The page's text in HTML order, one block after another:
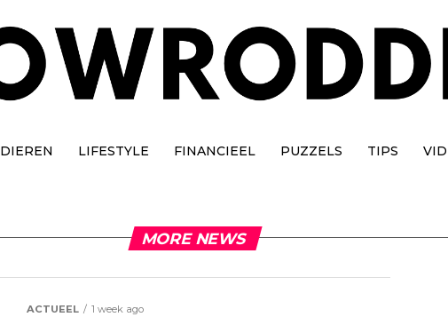
DIEREN LIFESTYLE FINANCIEEL PUZZELS TIPS
MORE NEWS
ACTUEEL 1 week ago